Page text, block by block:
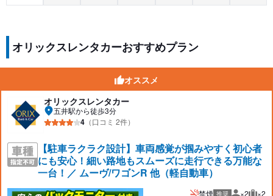
オリックスレンタカーおすすめプラン
オススメ
オリックスレンタカー
五井駅から徒歩3分
4 （口コミ 2件）
【駐車ラクラク設計】車両感覚が掴みやすく初心者
にも安心！細い路地もスムーズに走行できる万能な
一台！／ ムーヴ/ワゴンR 他（軽自動車）
禁煙 推奨 ×2 ×2